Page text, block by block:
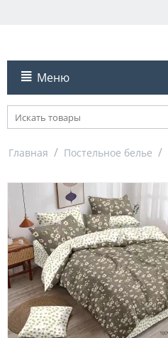
Меню
Главная / Постельное белье /